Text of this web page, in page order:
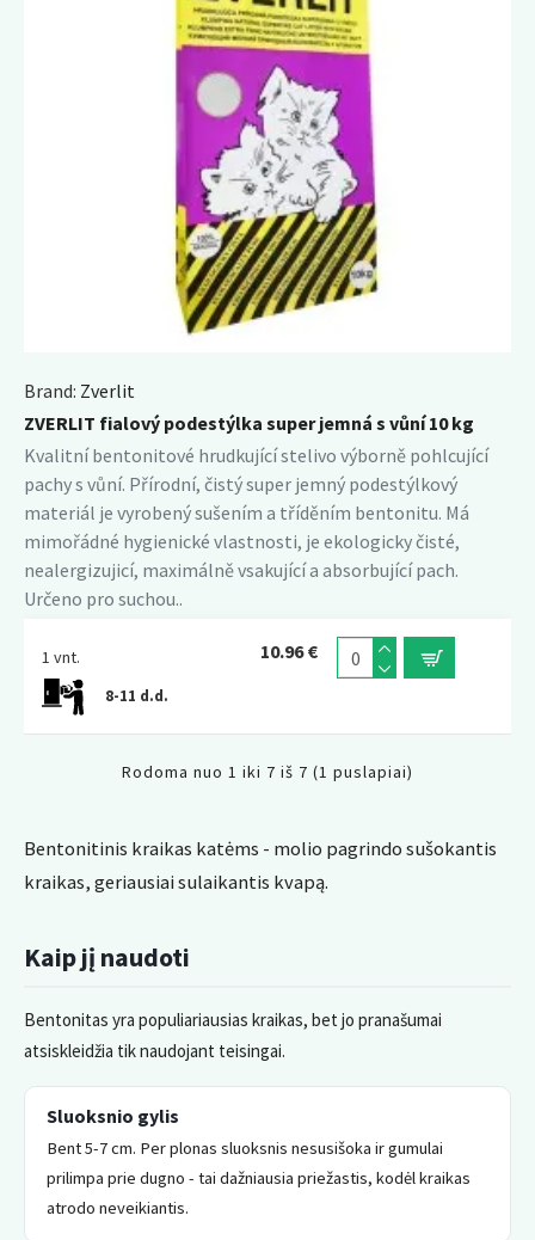
Brand: Zverlit
ZVERLIT fialový podestýlka super jemná s vůní 10 kg
Kvalitní bentonitové hrudkující stelivo výborně pohlcující
pachy s vůní. Přírodní, čistý super jemný podestýlkový
materiál je vyrobený sušením a tříděním bentonitu. Má
mimořádné hygienické vlastnosti, je ekologicky čisté,
nealergizujicí, maximálně vsakující a absorbující pach.
Určeno pro suchou..
1 vnt.
8-11 d.d.
10.96 €
Rodoma nuo 1 iki 7 iš 7 (1 puslapiai)
Bentonitinis kraikas katėms - molio pagrindo sušokantis
kraikas, geriausiai sulaikantis kvapą.
Kaip jį naudoti
Bentonitas yra populiariausias kraikas, bet jo pranašumai
atsiskleidžia tik naudojant teisingai.
Sluoksnio gylis
Bent 5-7 cm. Per plonas sluoksnis nesusišoka ir gumulai
prilimpa prie dugno - tai dažniausia priežastis, kodėl kraikas
atrodo neveikiantis.